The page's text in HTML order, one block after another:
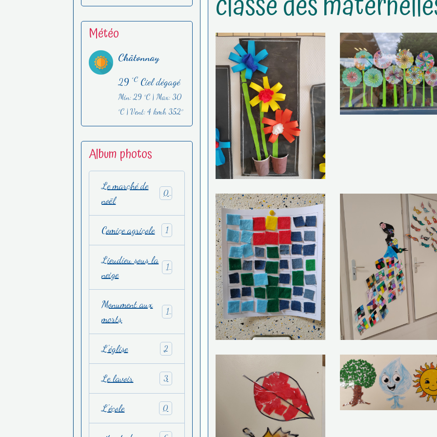
Météo
Châtonnay
29 °C Ciel dégagé
Min: 29 °C | Max: 30
°C | Vent: 4 kmh 352°
Album photos
Le marché de
noël
0
Comice agricole 1
Lieudieu sous la
neige
1
Monument aux
morts
1
L'église 2
Le lavoir 3
L'école 0